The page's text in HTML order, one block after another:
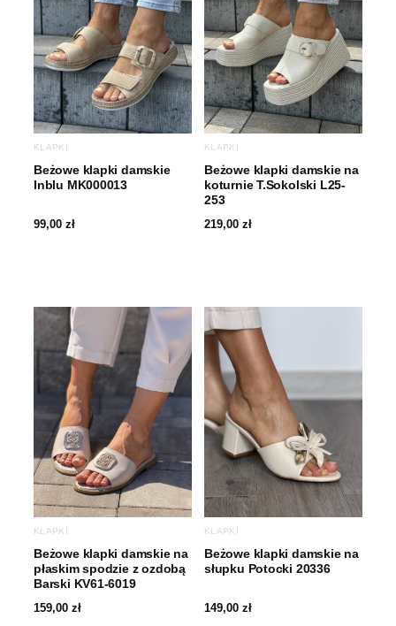
KLAPKI
Beżowe klapki damskie
Inblu MK000013
99,00 zł
KLAPKI
Beżowe klapki damskie na
koturnie T.Sokolski L25-
253
219,00 zł
KLAPKI
Beżowe klapki damskie na
płaskim spodzie z ozdobą
Barski KV61-6019
159,00 zł
KLAPKI
Beżowe klapki damskie na
słupku Potocki 20336
149,00 zł